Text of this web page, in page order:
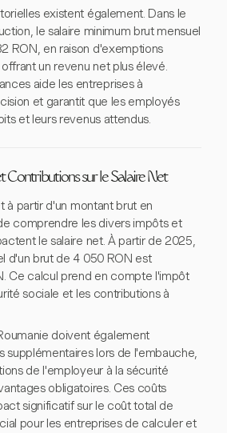
existent également. Dans le
le salaire minimum brut mensuel
RON, en raison d'exemptions
un revenu net plus élevé.
aide les entreprises à
et garantit que les employés
et leurs revenus attendus.
Contributions sur le Salaire Net
à partir d'un montant brut en
comprendre les divers impôts et
le salaire net. À partir de 2025,
d'un brut de 4 050 RON est
Ce calcul prend en compte l'impôt
sociale et les contributions à
doivent également
supplémentaires lors de l'embauche,
de l'employeur à la sécurité
obligatoires. Ces coûts
significatif sur le coût total de
pour les entreprises de calculer et